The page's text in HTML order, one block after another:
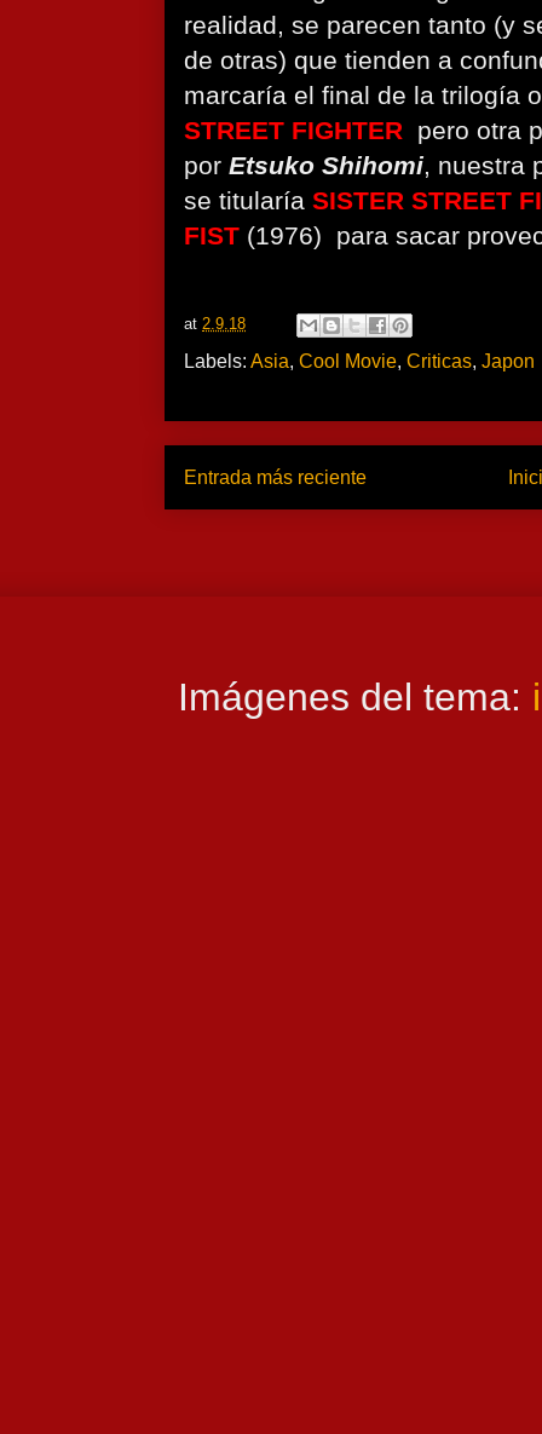
realidad, se parecen tanto (y
de otras) que tienden a
marcaría el final de la trilogía
STREET FIGHTER pero otra
por Etsuko Shihomi, nuestra
se titularía SISTER STREET
FIST (1976) para sacar
at 2.9.18
Labels: Asia, Cool Movie, Criticas, Japon
Entrada más reciente
Imágenes del tema: